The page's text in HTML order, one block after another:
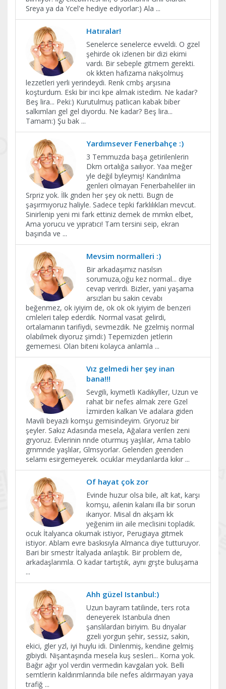
Sreya ya da Ycel'e hediye ediyorlar:) Ala ...
Hatıralar!
Senelerce senelerce evveldi. O gzel
şehirde ok izlenen bir dizi ekimi
vardı. Bir sebeple gitmem gerekti.
ok kkten hafızama nakşolmuş
lezzetleri yerli yerindeydi. Renk cmbş arşısına
koşturdum. Eski bir inci kpe almak istedim. Ne kadar?
Beş lira... Peki:) Kurutulmuş patlıcan kabak biber
salkımları gel gel diyordu. Ne kadar? Beş lira...
Tamam:) Şu bak ...
Yardımsever Fenerbahçe :)
3 Temmuzda başa getirilenlerin
Dkm ortalığa saılıyor. Yaa meğer
yle değil byleymiş! Kandırılma
genleri olmayan Fenerbaheliler iin
Srpriz yok. İlk gnden her şey ok netti. Bugn de
şaşırmıyoruz haliyle. Sadece tepki farklılıkları mevcut.
Sinirlenip yeni mi fark ettiniz demek de mmkn elbet,
Ama yorucu ve yıpratıcı! Tam tersini seip, ekran
başında ve ...
Mevsim normalleri :)
Bir arkadaşımız nasılsın
sorumuza,oğu kez normal... diye
cevap verirdi. Bizler, yani yaşama
arsızları bu sakin cevabı
beğenmez, ok iyiyim de, ok ok ok iyiyim de benzeri
cmleleri talep ederdik. Normal vasat gelirdi,
ortalamanın tarifiydi, sevmezdik. Ne gzelmiş normal
olabilmek diyoruz şimdi:) Tepemizden jetlerin
gememesi. Olan biteni kolayca anlamla ...
Vız gelmedi her şey inan
bana!!!
Sevgili, kıymetli Kadıkyller, Uzun ve
rahat bir nefes almak zere Gzel
İzmirden kalkan Ve adalara giden
Mavili beyazlı komşu gemisindeyim. Gryoruz bir
şeyler. Sakız Adasında mesela, Ağalara verilen zeni
gryoruz. Evlerinin nnde oturmuş yaşlılar, Ama tablo
grnmnde yaşlılar, Glmsyorlar. Gelenden geenden
selamı esirgemeyerek. ocuklar meydanlarda kıkır ...
Of hayat çok zor
Evinde huzur olsa bile, alt kat, karşı
komşu, ailenin kalanı illa bir sorun
ıkarıyor. Misal dn akşam kk
yeğenim iin aile meclisini topladık.
ocuk İtalyanca okumak istiyor, Perugiaya gitmek
istiyor. Ablam evre baskısıyla Almanca diye tutturuyor.
Bari bir smestr İtalyada anlaştık. Bir problem de,
arkadaşlarımla. O kadar tartıştık, aynı grşte buluşama
...
Ahh güzel Istanbul:)
Uzun bayram tatilinde, ters rota
deneyerek Istanbula dnen
şanslılardan biriyim. Bu dnyalar
gzeli yorgun şehir, sessiz, sakin,
ekici, gler yzl, iyi huylu idi. Dinlenmiş, kendine gelmiş
gibiydi. Nişantaşında mesela kuş sesleri... Korna yok.
Bağır ağır yol verdin vermedin kavgaları yok. Belli
semtlerin kaldırımlarında bile nefes aldırmayan yaya
trafiğ ...